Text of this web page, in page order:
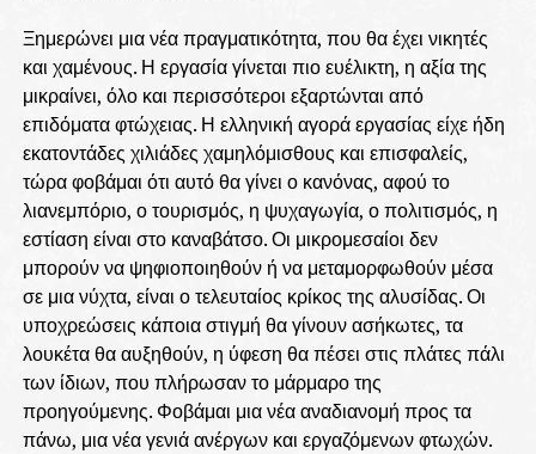
Ξημερώνει μια νέα πραγματικότητα, που θα έχει νικητές
και χαμένους. Η εργασία γίνεται πιο ευέλικτη, η αξία της
μικραίνει, όλο και περισσότεροι εξαρτώνται από
επιδόματα φτώχειας. Η ελληνική αγορά εργασίας είχε ήδη
εκατοντάδες χιλιάδες χαμηλόμισθους και επισφαλείς,
τώρα φοβάμαι ότι αυτό θα γίνει ο κανόνας, αφού το
λιανεμπόριο, ο τουρισμός, η ψυχαγωγία, ο πολιτισμός, η
εστίαση είναι στο καναβάτσο. Οι μικρομεσαίοι δεν
μπορούν να ψηφιοποιηθούν ή να μεταμορφωθούν μέσα
σε μια νύχτα, είναι ο τελευταίος κρίκος της αλυσίδας. Οι
υποχρεώσεις κάποια στιγμή θα γίνουν ασήκωτες, τα
λουκέτα θα αυξηθούν, η ύφεση θα πέσει στις πλάτες πάλι
των ίδιων, που πλήρωσαν το μάρμαρο της
προηγούμενης. Φοβάμαι μια νέα αναδιανομή προς τα
πάνω, μια νέα γενιά ανέργων και εργαζόμενων φτωχών.